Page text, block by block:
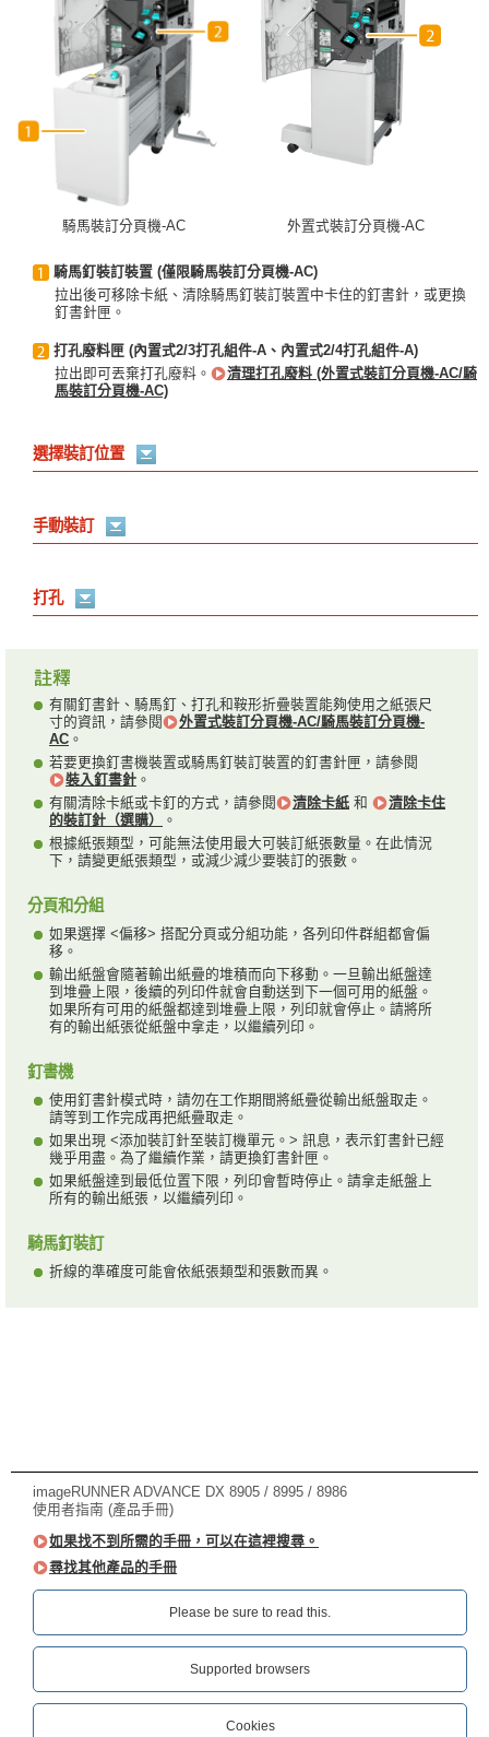
騎馬裝訂分頁機-AC 外置式裝訂分頁機-AC
騎馬釘裝訂裝置 (僅限騎馬裝訂分頁機-AC)
拉出後可移除卡紙、清除騎馬釘裝訂裝置中卡住的釘書針，或更換
釘書針匣。
打孔廢料匣 (內置式2/3打孔組件-A、內置式2/4打孔組件-A)
拉出即可丟棄打孔廢料。
清理打孔廢料 (外置式裝訂分頁機-AC/騎
馬裝訂分頁機-AC)
選擇裝訂位置
手動裝訂
打孔
有關釘書針、騎馬釘、打孔和鞍形折疊裝置能夠使用之紙張尺
寸的資訊，請參閱
外置式裝訂分頁機-AC/騎馬裝訂分頁機-
AC 。
若要更換釘書機裝置或騎馬釘裝訂裝置的釘書針匣，請參閱
裝入釘書針 。
有關清除卡紙或卡釘的方式，請參閱
清除卡紙 和
清除卡住
的裝訂針（選購）
。
根據紙張類型，可能無法使用最大可裝訂紙張數量。在此情況
下，請變更紙張類型，或減少減少要裝訂的張數。
分頁和分組
如果選擇 <偏移> 搭配分頁或分組功能，各列印件群組都會偏
移。
輸出紙盤會隨著輸出紙疊的堆積而向下移動。一旦輸出紙盤達
到堆疊上限，後續的列印件就會自動送到下一個可用的紙盤。
如果所有可用的紙盤都達到堆疊上限，列印就會停止。請將所
有的輸出紙張從紙盤中拿走，以繼續列印。
釘書機
使用釘書針模式時，請勿在工作期間將紙疊從輸出紙盤取走。
請等到工作完成再把紙疊取走。
如果出現 <添加裝訂針至裝訂機單元。> 訊息，表示釘書針已經
幾乎用盡。為了繼續作業，請更換釘書針匣。
如果紙盤達到最低位置下限，列印會暫時停止。請拿走紙盤上
所有的輸出紙張，以繼續列印。
騎馬釘裝訂
折線的準確度可能會依紙張類型和張數而異。
imageRUNNER ADVANCE DX 8905 / 8995 / 8986
使用者指南 (產品手冊)
如果找不到所需的手冊，可以在這裡搜尋。
尋找其他產品的手冊
Please be sure to read this.‎
Supported browsers
Cookies